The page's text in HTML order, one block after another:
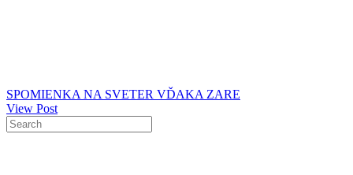
SPOMIENKA NA SVETER VĎAKA ZARE
View Post